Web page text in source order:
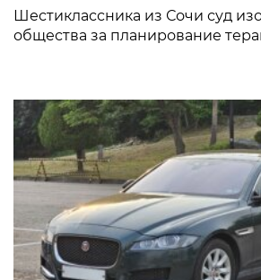
Шестиклассника из Сочи суд
общества за планирование